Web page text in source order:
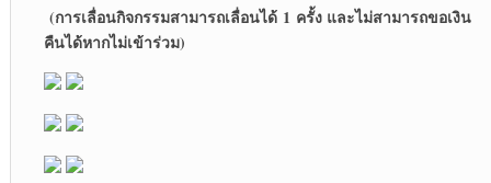
(การเลื่อนกิจกรรมสามารถเลื่อนได้ 1 ครั้ง และไม่สามารถขอเงิน
คืนได้หากไม่เข้าร่วม)